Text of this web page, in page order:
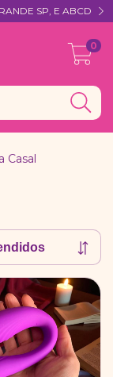
SP, E ABCD
0
Casal